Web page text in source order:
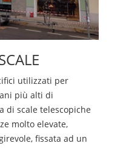
utilizzati per
più alti di
di scale telescopiche
molto elevate,
fissata ad un